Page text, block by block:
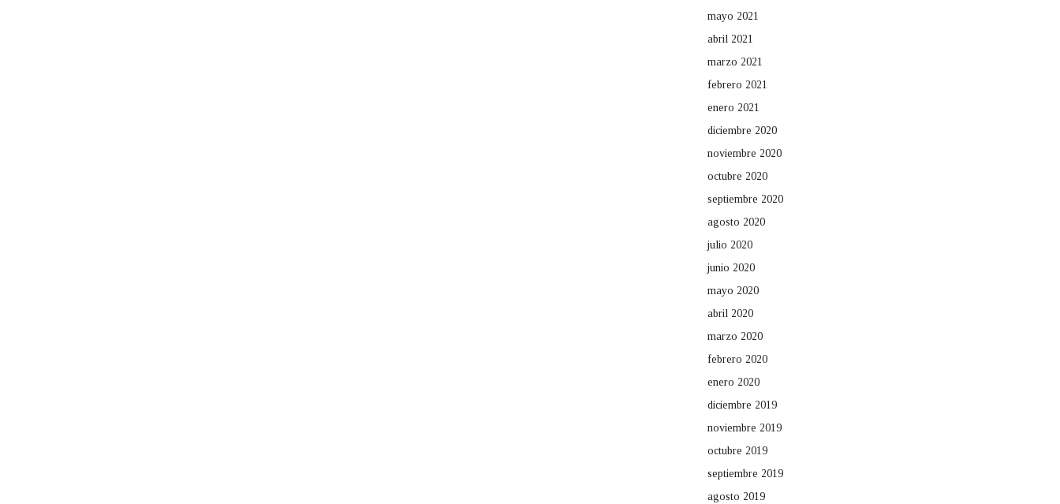
mayo 2021
abril 2021
marzo 2021
febrero 2021
enero 2021
diciembre 2020
noviembre 2020
octubre 2020
septiembre 2020
agosto 2020
julio 2020
junio 2020
mayo 2020
abril 2020
marzo 2020
febrero 2020
enero 2020
diciembre 2019
noviembre 2019
octubre 2019
septiembre 2019
agosto 2019